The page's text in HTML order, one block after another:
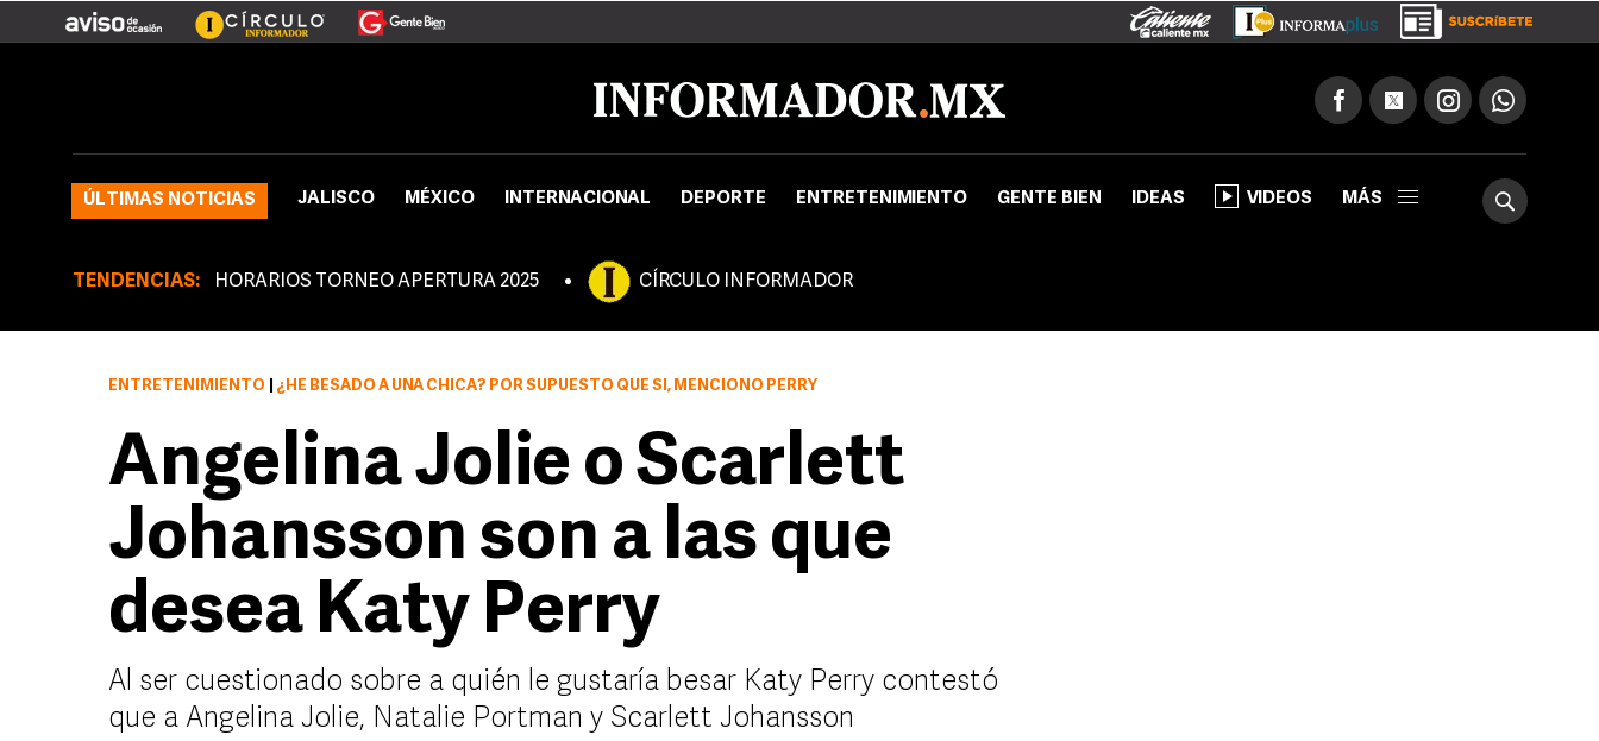
ÚLTIMAS NOTICIAS JALISCO MÉXICO INTERNACIONAL DEPORTE ENTRETENIMIENTO GENTE BIEN IDEAS VIDEOS MÁS
TENDENCIAS: HORARIOS TORNEO APERTURA 2025 CÍRCULO INFORMADOR
ENTRETENIMIENTO ¿HE BESADO A UNA CHICA? POR SUPUESTO QUE SÍ, MENCIONÓ PERRY
Angelina Jolie o Scarlett
Johansson son a las que
desea Katy Perry
Al ser cuestionado sobre a quién le gustaría besar Katy Perry contestó
que a Angelina Jolie, Natalie Portman y Scarlett Johansson